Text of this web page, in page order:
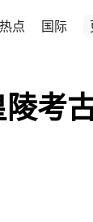
热点 国际
考